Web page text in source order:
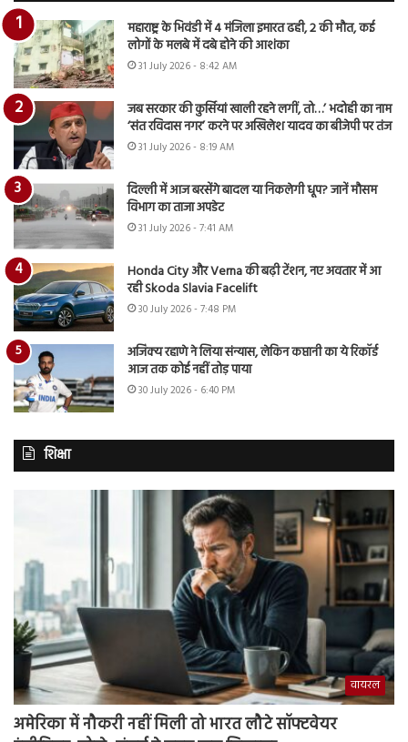
महाराष्ट्र के भिवंडी में 4 मंजिला इमारत ढही, 2 की मौत, कई
लोगों के मलबे में दबे होने की आशंका
31 July 2026 - 8:42 AM
जब सरकार की कुर्सियां खाली रहने लगीं, तो…’ भदोही का नाम
‘संत रविदास नगर’ करने पर अखिलेश यादव का बीजेपी पर तंज
31 July 2026 - 8:19 AM
दिल्ली में आज बरसेंगे बादल या निकलेगी धूप? जानें मौसम
विभाग का ताजा अपडेट
31 July 2026 - 7:41 AM
Honda City और Verna की बढ़ी टेंशन, नए अवतार में आ
रही Skoda Slavia Facelift
30 July 2026 - 7:48 PM
अजिंक्य रहाणे ने लिया संन्यास, लेकिन कप्तानी का ये रिकॉर्ड
आज तक कोई नहीं तोड़ पाया
30 July 2026 - 6:40 PM
शिक्षा
वायरल
अमेरिका में नौकरी नहीं मिली तो भारत लौटे सॉफ्टवेयर